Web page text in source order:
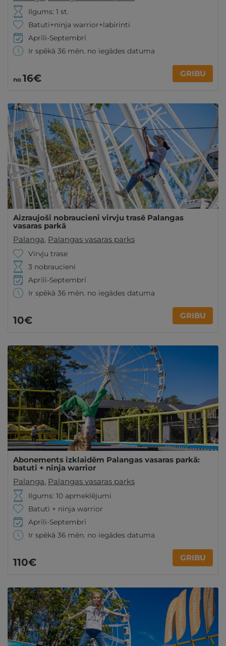
Ilgums: 1 st.
Batuti+ninja warrior+labirinti
Aprīli-Septembrī
Ir spēkā 36 mēn. no iegādes datuma
no 16€ GRIBU
Aizraujoši nobraucieni virvju trasē Palangas
vasaras parkā
Palanga, Palangas vasaras parks
Virvju trase
3 nobraucieni
Aprīlī-Septembrī
Ir spēkā 36 mēn. no iegādes datuma
10€ GRIBU
Abonements izklaidēm Palangas vasaras parkā:
batuti + ninja warrior
Palanga, Palangas vasaras parks
Ilgums: 10 apmeklējumi
Batuti + ninja warrior
Aprīli-Septembrī
Ir spēkā 36 mēn. no iegādes datuma
110€ GRIBU